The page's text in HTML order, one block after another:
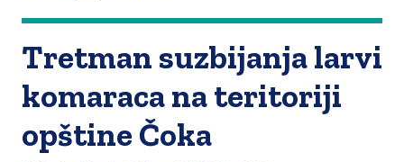
Tretman suzbijanja larvi
komaraca na teritoriji
opštine Čoka